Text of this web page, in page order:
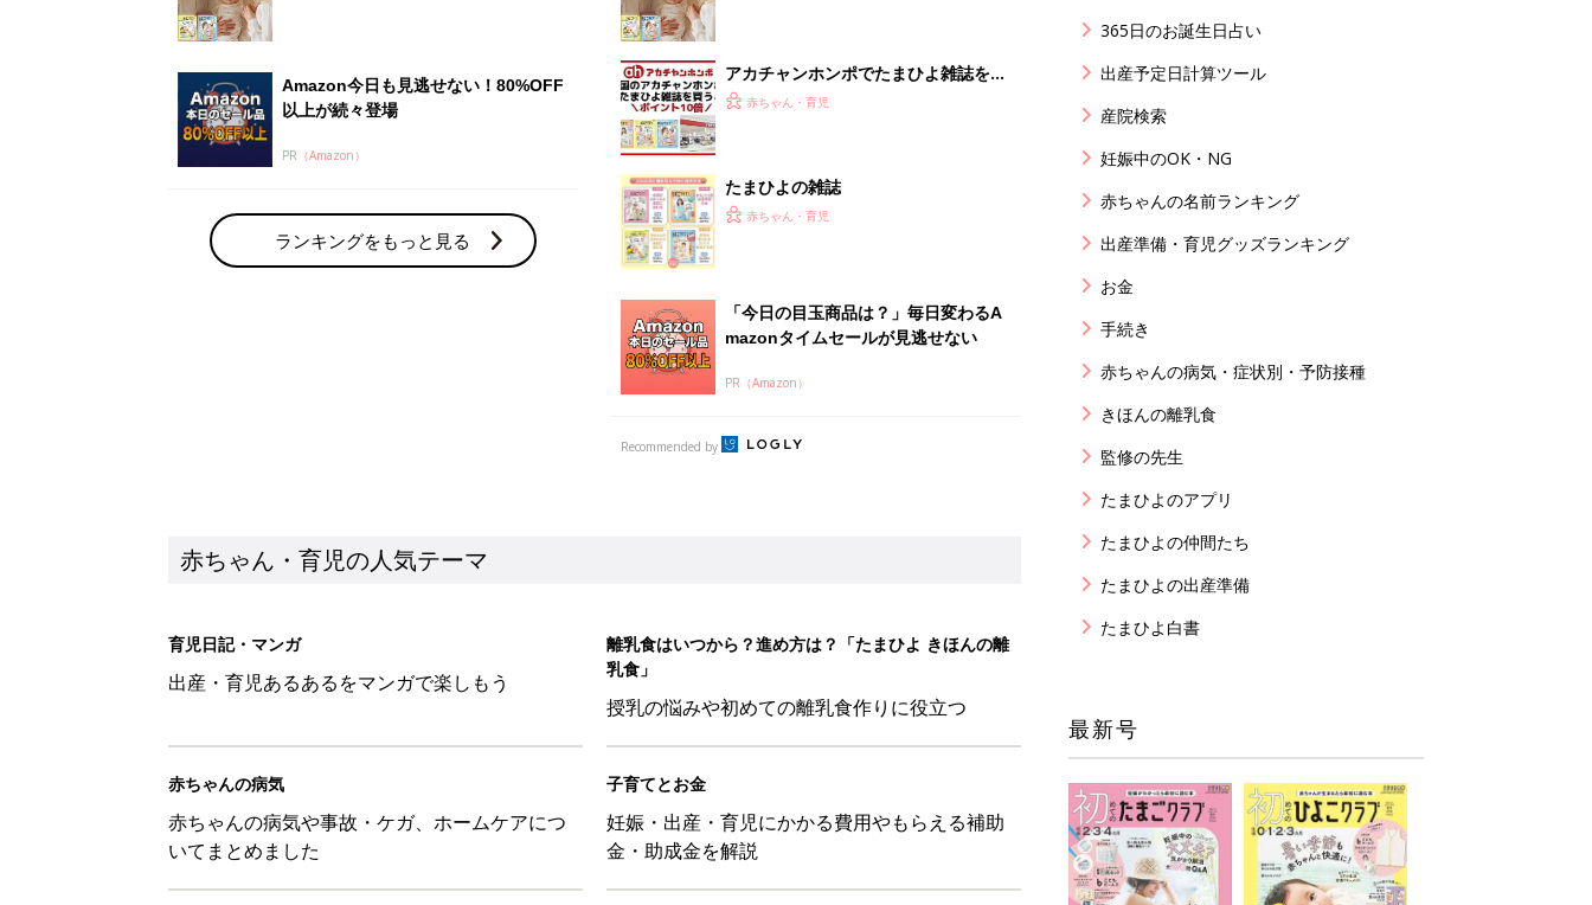
Amazon今日も見逃せない！80%OFF
以上が続々登場
PR（Amazon）
ランキングをもっと見る
アカチャンホンポでたまひよ雑誌を買
うとポイント10倍【期間限定】
赤ちゃん・育児
たまひよの雑誌
赤ちゃん・育児
「今日の目玉商品は？」毎日変わるA
mazonタイムセールが見逃せない
PR（Amazon）
Recommended by
赤ちゃん・育児の人気テーマ
育児日記・マンガ
出産・育児あるあるをマンガで楽しもう
離乳食はいつから？進め方は？「たまひよ きほんの離
乳食」
授乳の悩みや初めての離乳食作りに役立つ
赤ちゃんの病気
赤ちゃんの病気や事故・ケガ、ホームケアにつ
いてまとめました
子育てとお金
妊娠・出産・育児にかかる費用やもらえる補助
金・助成金を解説
365日のお誕生日占い
出産予定日計算ツール
産院検索
妊娠中のOK・NG
赤ちゃんの名前ランキング
出産準備・育児グッズランキング
お金
手続き
赤ちゃんの病気・症状別・予防接種
きほんの離乳食
監修の先生
たまひよのアプリ
たまひよの仲間たち
たまひよの出産準備
たまひよ白書
最新号